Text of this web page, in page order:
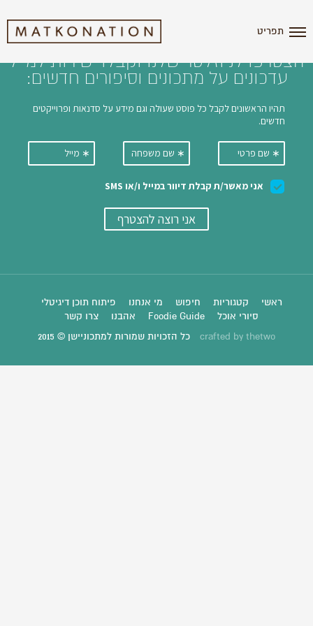
תפריט
הצטרפו לניוזלטר שלנו וקבלו ישירות למייל
עדכונים על מתכונים וסיפורים חדשים:
ראשי קטגוריות חיפוש מי אנחנו
פיתוח תוכן דיגיטלי
סיורי אוכל
Foodie Guide אהבנו צרו קשר
crafted by thetwo כל הזכויות שמורות למתכוניישן © 2015